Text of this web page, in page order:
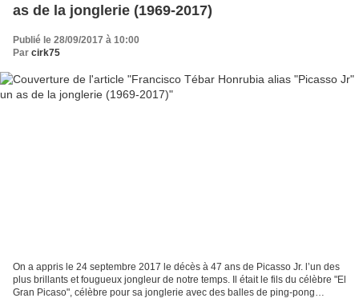
as de la jonglerie (1969-2017)
Publié le 28/09/2017 à 10:00
Par cirk75
On a appris le 24 septembre 2017 le décès à 47 ans de Picasso Jr. l’un des
plus brillants et fougueux jongleur de notre temps. Il était le fils du célèbre "El
Gran Picaso", célèbre pour sa jonglerie avec des balles de ping-pong